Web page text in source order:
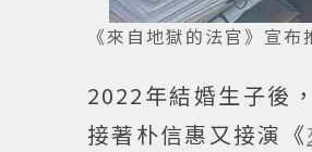
《來自地獄的法官》宣
2022年結婚生子後
接著朴信惠又接演《